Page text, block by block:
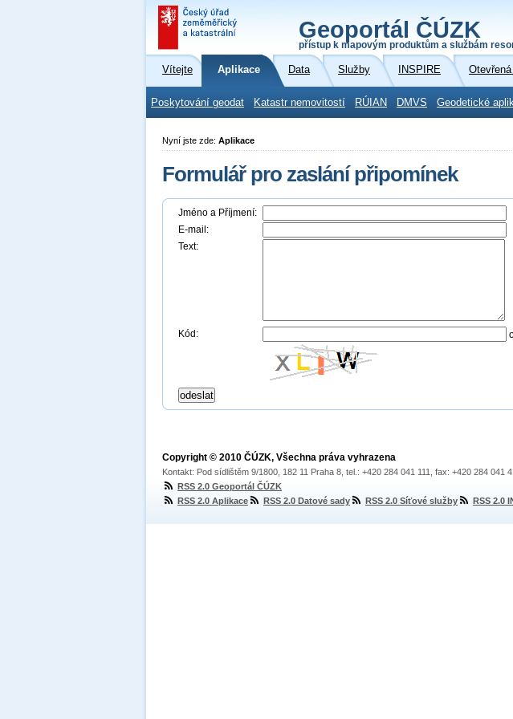
Geoportál ČÚZK
přístup k mapovým produktům a službám
Vítejte Aplikace Data Služby INSPIRE
Poskytování geodat Katastr nemovitostí RÚIAN DMVS Geodetické
Nyní jste zde: Aplikace
Formulář pro zaslání připomínek
Jméno a Příjmení:
E-mail:
Text:
Kód:
Copyright © 2010 ČÚZK, Všechna práva vyhrazena
Kontakt: Pod sídlištěm 9/1800, 182 11 Praha 8, tel.: +420 284 041 111, fax: +420 284 041
RSS 2.0 Geoportál ČÚZK
RSS 2.0 Aplikace
RSS 2.0 Datové sady RSS 2.0 Síťové služby RSS 2.0